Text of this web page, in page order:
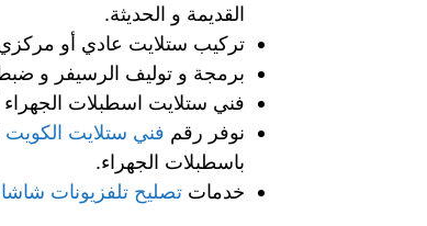
القديمة و الحديثة.
تركيب ستلايت عادي أو مركزي
برمجة و توليف الرسيفر و
فني ستلايت اسطبلات
نوفر رقم فني ستلايت الكويت
باسطبلات الجهراء.
خدمات تصليح تلفزيونات